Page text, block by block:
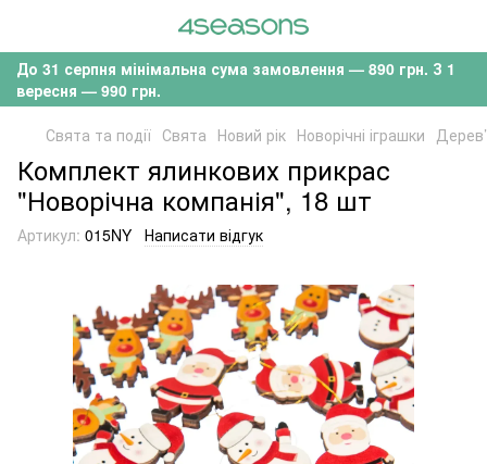
До 31 серпня мінімальна сума замовлення — 890 грн. З 1
вересня — 990 грн.
Свята та події Свята Новий рік Новорічні іграшки
Комплект ялинкових прикрас
"Новорічна компанія", 18 шт
Артикул: 015NY Написати відгук